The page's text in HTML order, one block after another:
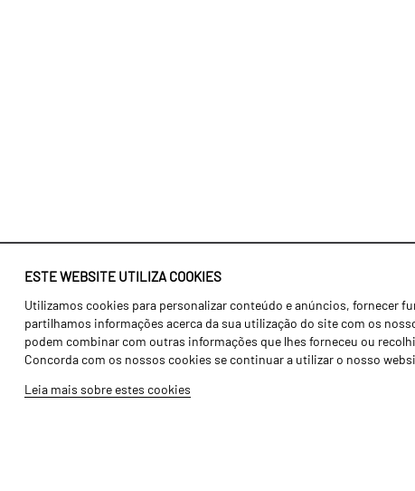
ESTE WEBSITE UTILIZA COOKIES
Utilizamos cookies para personalizar conteúdo e anúncios, fornecer
partilhamos informações acerca da sua utilização do site com os
podem combinar com outras informações que lhes forneceu ou
Concorda com os nossos cookies se continuar a utilizar o nosso
Leia mais sobre estes cookies
Identidade
História
Fábrica / Produção
Recursos Humanos
Agricultura
Transportes
Gama Floresta